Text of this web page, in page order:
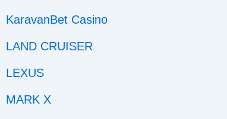
KaravanBet Casino
LAND CRUISER
LEXUS
MARK X